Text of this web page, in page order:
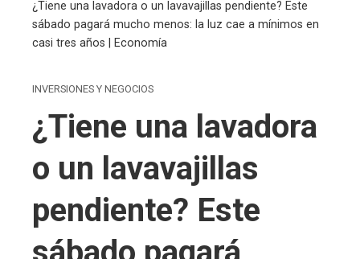
¿Tiene una lavadora o un lavavajillas pendiente? Este
sábado pagará mucho menos: la luz cae a mínimos en
casi tres años | Economía
INVERSIONES Y NEGOCIOS
¿Tiene una lavadora
o un lavavajillas
pendiente? Este